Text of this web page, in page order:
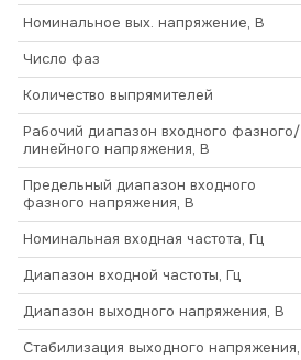
Номинальное вых. напряжение, В
Число фаз
Количество выпрямителей
Рабочий диапазон входного фазного/
линейного напряжения, В
Предельный диапазон входного
фазного напряжения, В
Номинальная входная частота, Гц
Диапазон входной частоты, Гц
Диапазон выходного напряжения, В
Стабилизация выходного напряжения,